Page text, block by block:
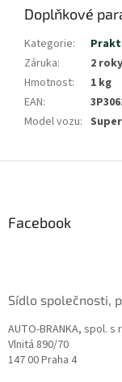
Doplňkové
Kategorie:
Záruka:
2 roky
Hmotnost:
1 kg
EAN:
Model vozu:
Facebook
Sídlo společnosti,
AUTO-BRANKA, spol. s
Vlnitá 890/70
147 00 Praha 4